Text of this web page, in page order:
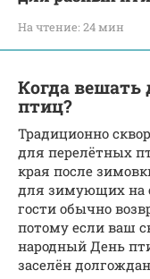
На чтение: 24 мин
Когда
птиц?
Традиционно
для перелётных
края после
для зимующих на
гости обычно
потому если ваш
народный День
заселён